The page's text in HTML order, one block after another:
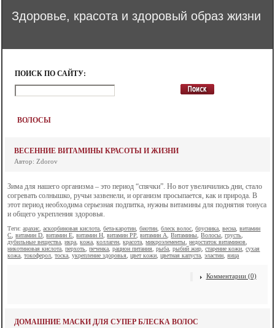
Здоровье, красота и здоровый образ жизни
ПОИСК ПО САЙТУ:
ВОЛОСЫ
ВЕСЕННИЕ ВИТАМИНЫ КРАСОТЫ И ЖИЗНИ
Автор: Zdorov
Зима для нашего организма – это период “спячки”. Но вот увеличились дни, стало
согревать солнышко, ручьи зазвенели, и организм просыпается, как и природа. В
этот период необходима серьезная подпитка, нужны витамины для поднятия тонуса
и общего укрепления здоровья.
Теги:арахис ,аскорбиновая кислота ,бета-каротин ,биотин ,блеск волос ,брусника ,весна ,витамин
C
,витамин D ,витамин E ,витамин H ,витамин PP ,витамин А ,Витамины ,Волосы ,грусть
дубильные вещества ,икра ,кожа ,коллаген ,красота ,микроэлементы ,недостаток витаминов
никотиновая кислота ,перхоть ,печенка ,рацион питания ,рыба ,рыбий жир ,старение кожи ,сухая
кожа ,токоферол ,тоска ,укрепление здоровья ,цвет кожи ,цветная капуста ,эластин ,яица
Комментарии (0)
ДОМАШНИЕ МАСКИ ДЛЯ СУПЕР БЛЕСКА ВОЛОС